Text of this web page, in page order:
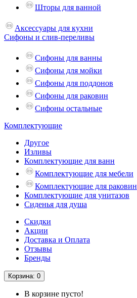
Шторы для ванной
Аксессуары для кухни
Сифоны и слив-переливы
Сифоны для ванны
Сифоны для мойки
Сифоны для поддонов
Сифоны для раковин
Сифоны остальные
Комплектующие
Другое
Изливы
Комплектующие для ванн
Комплектующие для мебели
Комплектующие для раковин
Комплектующие для унитазов
Сиденья для душа
Скидки
Акции
Доставка и Оплата
Отзывы
Бренды
Корзина: 0
В корзине пусто!